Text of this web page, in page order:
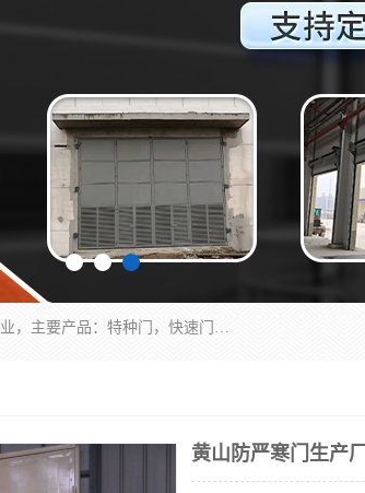
安徽奇道智能门业有限公司是一家专业生产各种门窗、智能门窗的企业，主要产品：特种门，快速门，医用门，提升门，钢木门，智能道闸，钢大门，平移门，卷帘门，保温门，钢制自由门，防火门等，欢迎前来咨询采购。
黄山防严寒门生产